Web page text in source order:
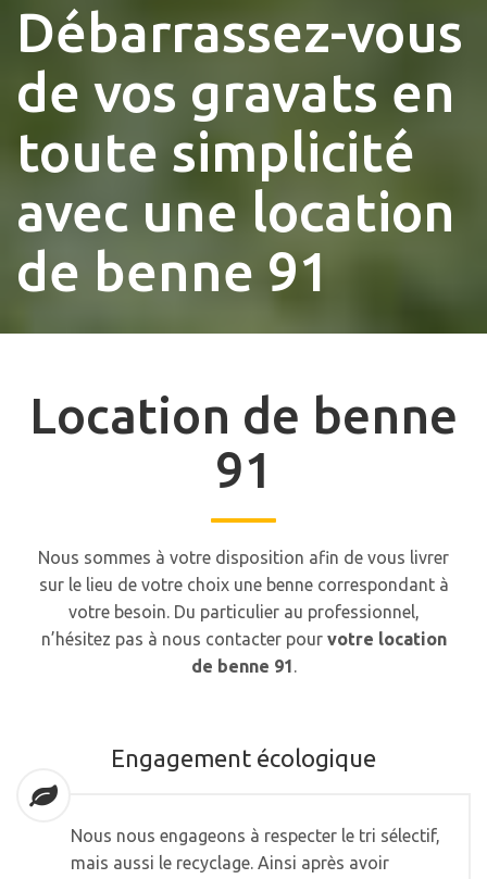
Débarrassez-vous
de vos gravats en
toute simplicité
avec une location
de benne 91
Location de benne
91
Nous sommes à votre disposition afin de vous livrer
sur le lieu de votre choix une benne correspondant à
votre besoin. Du particulier au professionnel,
n’hésitez pas à nous contacter pour votre location
de benne 91.
Engagement écologique
Nous nous engageons à respecter le tri sélectif,
mais aussi le recyclage. Ainsi après avoir